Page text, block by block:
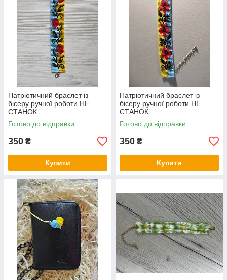
Патріотичний браслет із
бісеру ручної роботи НЕ
СТАНОК
Готово до відправки
350 ₴
Купити
Патріотичний браслет із
бісеру ручної роботи НЕ
СТАНОК
Готово до відправки
350 ₴
Купити